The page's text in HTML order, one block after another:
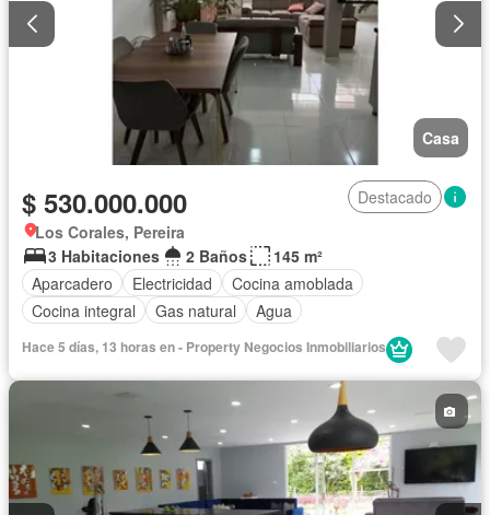
Casa
$ 530.000.000
Destacado
Los Corales, Pereira
3 Habitaciones
2 Baños
145 m²
Aparcadero
Electricidad
Cocina amoblada
Cocina integral
Gas natural Agua
Hace 5 días, 13 horas en - Property Negocios Inmobiliarios